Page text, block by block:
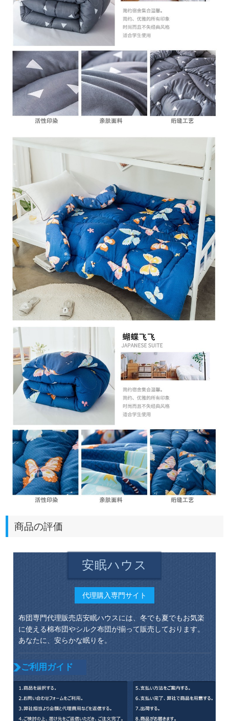
商品の評価
安眠ハウス
代理購入専門サイト
布団専門代理販売店安眠ハウスには、冬でも夏でもお気楽
に使える棉布団やシルク布団が揃って販売しております。
あなたに、安らかな眠りを。
ご利用ガイド